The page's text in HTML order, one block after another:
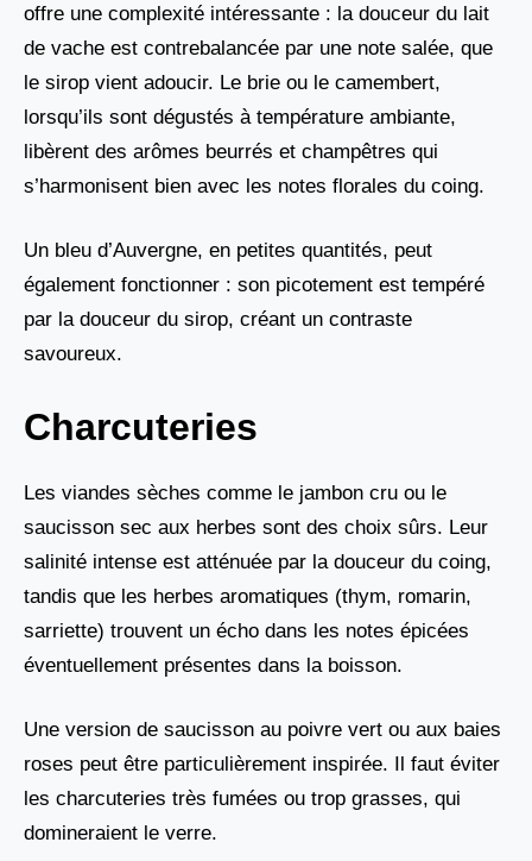
offre une complexité intéressante : la douceur du lait
de vache est contrebalancée par une note salée, que
le sirop vient adoucir. Le brie ou le camembert,
lorsqu’ils sont dégustés à température ambiante,
libèrent des arômes beurrés et champêtres qui
s’harmonisent bien avec les notes florales du coing.
Un bleu d’Auvergne, en petites quantités, peut
également fonctionner : son picotement est tempéré
par la douceur du sirop, créant un contraste
savoureux.
Charcuteries
Les viandes sèches comme le jambon cru ou le
saucisson sec aux herbes sont des choix sûrs. Leur
salinité intense est atténuée par la douceur du coing,
tandis que les herbes aromatiques (thym, romarin,
sarriette) trouvent un écho dans les notes épicées
éventuellement présentes dans la boisson.
Une version de saucisson au poivre vert ou aux baies
roses peut être particulièrement inspirée. Il faut éviter
les charcuteries très fumées ou trop grasses, qui
domineraient le verre.